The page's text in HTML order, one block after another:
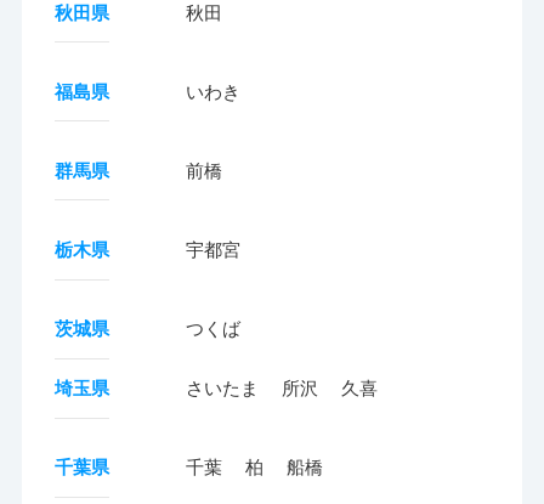
秋田県 秋田
福島県 いわき
群馬県 前橋
栃木県 宇都宮
茨城県 つくば
埼玉県 さいたま 所沢 久喜
千葉県 千葉 柏 船橋